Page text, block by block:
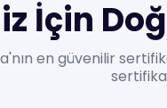
İçin
en güvenilir